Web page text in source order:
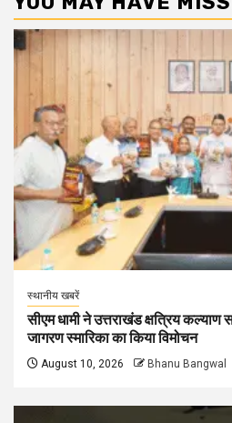
स्थानीय खबरें
सीएम धामी ने उत्तराखंड क्षत्रिय कल्याण
जागरण स्मारिका का किया विमोचन
August 10, 2026 Bhanu Bangwal